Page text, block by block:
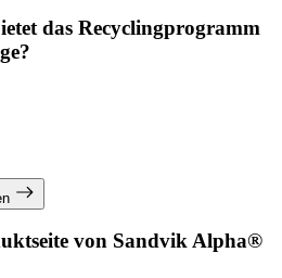
das Recyclingprogramm
von Sandvik Alpha®